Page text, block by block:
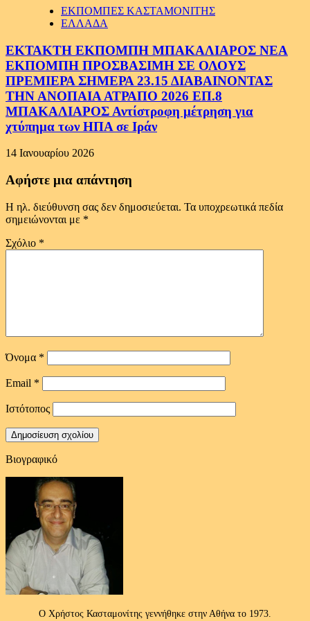
ΕΚΠΟΜΠΕΣ ΚΑΣΤΑΜΟΝΙΤΗΣ
ΕΛΛΑΔΑ
ΕΚΤΑΚΤΗ ΕΚΠΟΜΠΗ ΜΠΑΚΑΛΙΑΡΟΣ ΝΕΑ
ΕΚΠΟΜΠΗ ΠΡΟΣΒΑΣΙΜΗ ΣΕ ΟΛΟΥΣ
ΠΡΕΜΙΕΡΑ ΣΗΜΕΡΑ 23.15 ΔΙΑΒΑΙΝΟΝΤΑΣ
ΤΗΝ ΑΝΟΠΑΙΑ ΑΤΡΑΠΟ 2026 ΕΠ.8
ΜΠΑΚΑΛΙΑΡΟΣ Αντίστροφη μέτρηση για
χτύπημα των ΗΠΑ σε Ιράν
14 Ιανουαρίου 2026
Αφήστε μια απάντηση
Η ηλ. διεύθυνση σας δεν δημοσιεύεται. Τα υποχρεωτικά πεδία
σημειώνονται με *
Σχόλιο *
Όνομα *
Email *
Ιστότοπος
Βιογραφικό
Ο Χρήστος Κασταμονίτης γεννήθηκε στην Αθήνα το 1973.